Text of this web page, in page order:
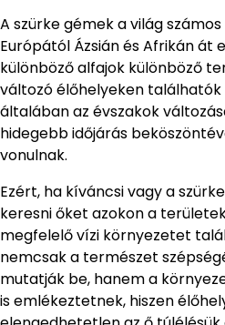
A szürke gémek a világ
Európától Ázsián és Afrikán át
különböző alfajok különböző
változó élőhelyeken találhatók
általában az évszakok
hidegebb időjárás
vonulnak.
Ezért, ha kíváncsi vagy a
keresni őket azokon a
megfelelő vízi környezetet
nemcsak a természet
mutatják be, hanem a
is emlékeztetnek, hiszen